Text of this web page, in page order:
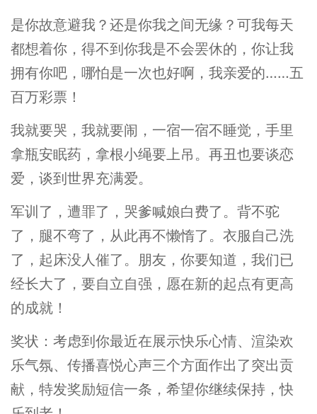
是你故意避我？还是你我之间无缘？可我每天
都想着你，得不到你我是不会罢休的，你让我
拥有你吧，哪怕是一次也好啊，我亲爱的……五
百万彩票！
我就要哭，我就要闹，一宿一宿不睡觉，手里
拿瓶安眠药，拿根小绳要上吊。再丑也要谈恋
爱，谈到世界充满爱。
军训了，遭罪了，哭爹喊娘白费了。背不驼
了，腿不弯了，从此再不懒惰了。衣服自己洗
了，起床没人催了。朋友，你要知道，我们已
经长大了，要自立自强，愿在新的起点有更高
的成就！
奖状：考虑到你最近在展示快乐心情、渲染欢
乐气氛、传播喜悦心声三个方面作出了突出贡
献，特发奖励短信一条，希望你继续保持，快